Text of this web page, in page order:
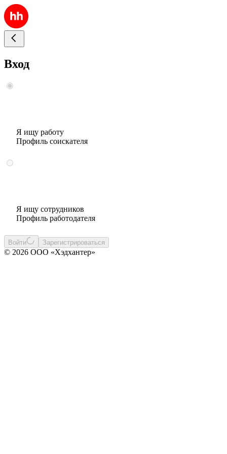
Вход
Я ищу работу
Профиль соискателя
Я ищу сотрудников
Профиль работодателя
Войти Зарегистрироваться
© 2026 ООО «Хэдхантер»